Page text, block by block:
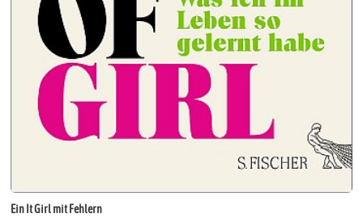
Ein It Girl mit Fehlern